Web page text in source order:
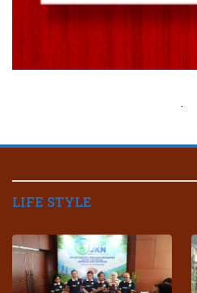
.
LIFE STYLE